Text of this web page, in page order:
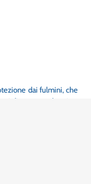
dai fulmini, che
di consegna brevi.